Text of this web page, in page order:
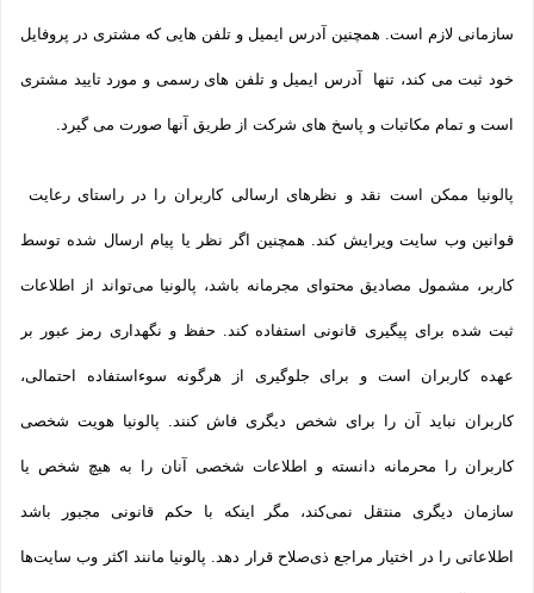
سازمانی لازم است. همچنین آدرس ایمیل و تلفن هایی که مشتری در پروفایل
خود ثبت می­ کند، تنها آدرس ایمیل و تلفن­ های رسمی و مورد تایید مشتری
است و تمام مکاتبات و پاسخ های شرکت از طریق آنها صورت می گیرد.
پالونیا ممکن است نقد و نظرهای ارسالی کاربران را در راستای رعایت
قوانین وب سایت ویرایش کند. همچنین اگر نظر یا پیام ارسال شده توسط
کاربر، مشمول مصادیق محتوای مجرمانه باشد، پالونیا می‌تواند از اطلاعات
ثبت شده برای پیگیری قانونی استفاده کند. حفظ و نگهداری رمز عبور بر
عهده کاربران است و برای جلوگیری از هرگونه سوءاستفاده احتمالی،
کاربران نباید آن را برای شخص دیگری فاش کنند. پالونیا هویت شخصی
کاربران را محرمانه دانسته و اطلاعات شخصی آنان را به هیچ شخص یا
سازمان دیگری منتقل نمی‌کند، مگر اینکه با حکم قانونی مجبور باشد
اطلاعاتی را در اختیار مراجع ذی‌صلاح قرار دهد. پالونیا مانند اکثر وب سایت‌ها